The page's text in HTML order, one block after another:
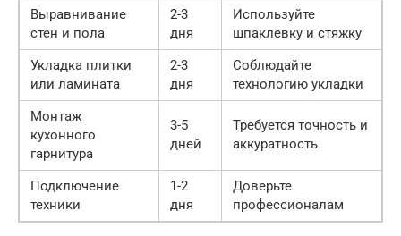
Выравнивание
стен и пола
2-3
дня
Используйте
шпаклевку и стяжку
Укладка плитки
или ламината
2-3
дня
Соблюдайте
технологию укладки
Монтаж
кухонного
гарнитура
3-5
дней
Требуется точность и
аккуратность
Подключение
техники
1-2
дня
Доверьте
профессионалам